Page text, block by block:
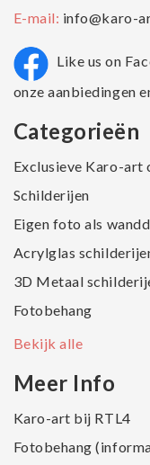
E-mail: info@karo-
Like us on
onze aanbiedingen
Categorieën
Exclusieve Karo-art
Schilderijen
Eigen foto als
Acrylglas
3D Metaal
Fotobehang
Bekijk alle
Meer Info
Karo-art bij RTL4
Fotobehang